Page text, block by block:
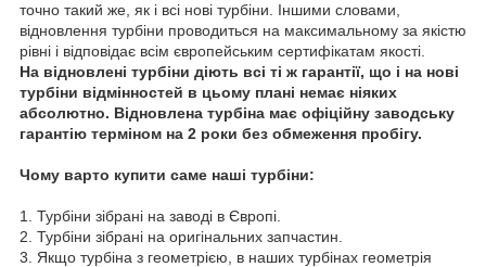
точно такий же, як і всі нові турбіни. Іншими словами,
відновлення турбіни проводиться на максимальному за якістю
рівні і відповідає всім європейським сертифікатам якості.
На відновлені турбіни діють всі ті ж гарантії, що і на нові
турбіни відмінностей в цьому плані немає ніяких
абсолютно. Відновлена турбіна має офіційну заводську
гарантію терміном на 2 роки без обмеження пробігу.
Чому варто купити саме наші турбіни:
1. Турбіни зібрані на заводі в Європі.
2. Турбіни зібрані на оригінальних запчастин.
3. Якщо турбіна з геометрією, в наших турбінах геометрія